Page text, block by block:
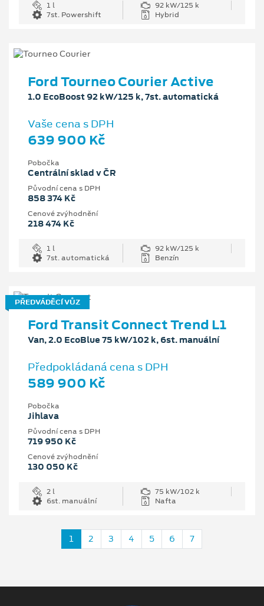
1 l
92 kW/125 k
7st. Powershift
Hybrid
Ford Tourneo Courier Active
1.0 EcoBoost 92 kW/125 k, 7st. automatická
Vaše cena s DPH
639 900 Kč
Pobočka
Centrální sklad v ČR
Původní cena s DPH
858 374 Kč
Cenové zvýhodnění
218 474 Kč
1 l
92 kW/125 k
7st. automatická
Benzín
PŘEDVÁDĚCÍ VŮZ
Ford Transit Connect Trend L1
Van, 2.0 EcoBlue 75 kW/102 k, 6st. manuální
Předpokládaná cena s DPH
589 900 Kč
Pobočka
Jihlava
Původní cena s DPH
719 950 Kč
Cenové zvýhodnění
130 050 Kč
2 l
75 kW/102 k
6st. manuální
Nafta
1 2 3 4 5 6 7